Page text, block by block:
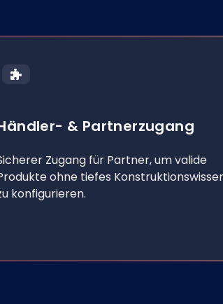
& Partnerzugang
Zugang für Partner, um valide
ohne tiefes
konfigurieren.